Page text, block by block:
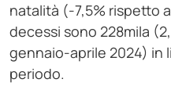
natalità (-7,5% rispetto
decessi sono 228mila
gennaio-aprile 2024) in
periodo.